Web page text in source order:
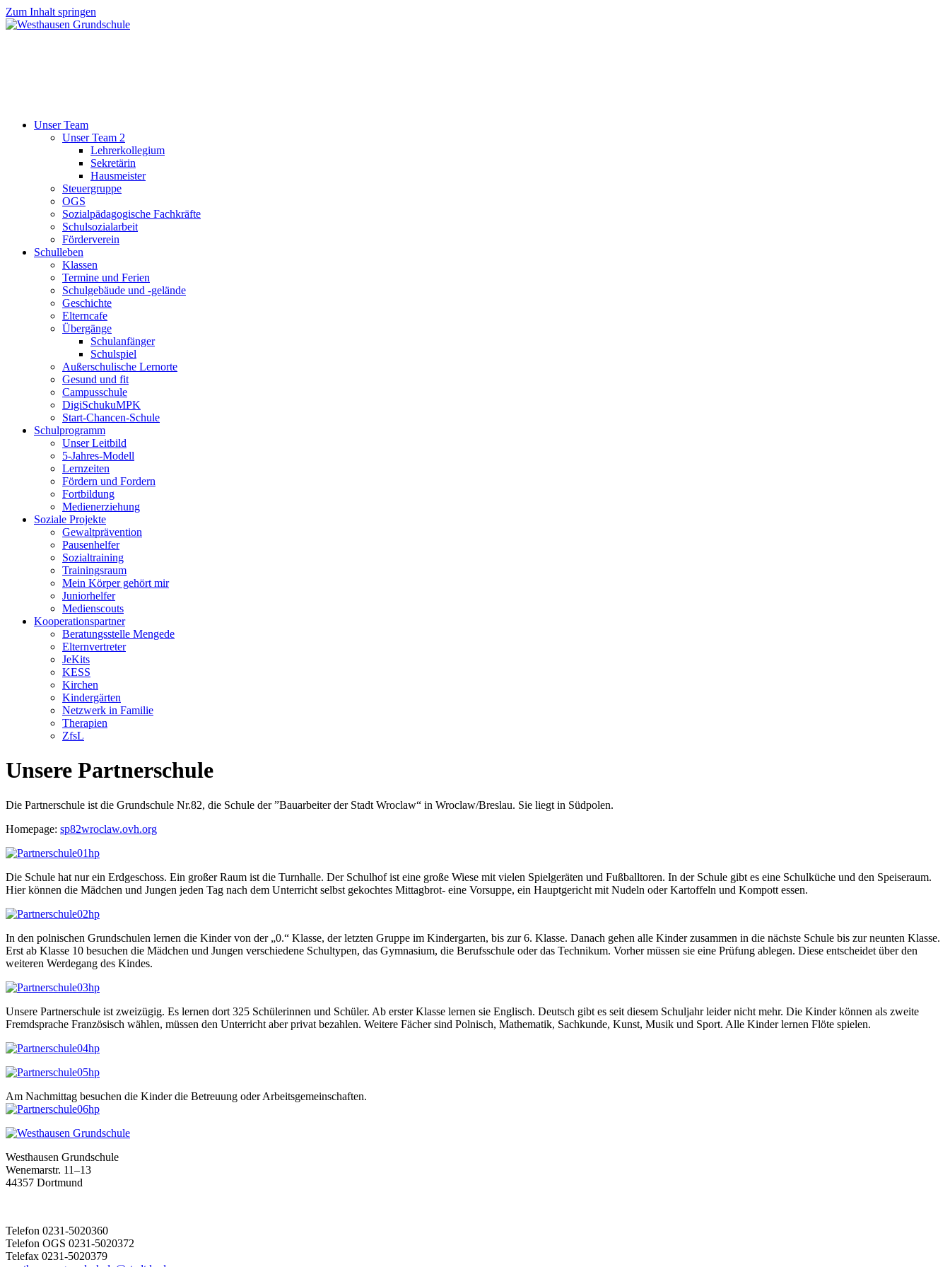
Zum Inhalt springen
Unser Team
Unser Team 2
Lehrerkollegium
Sekretärin
Hausmeister
Steuergruppe
OGS
Sozialpädagogische Fachkräfte
Schulsozialarbeit
Förderverein
Schulleben
Klassen
Termine und Ferien
Schulgebäude und -gelände
Geschichte
Elterncafe
Übergänge
Schulanfänger
Schulspiel
Außerschulische Lernorte
Gesund und fit
Campusschule
DigiSchukuMPK
Start-Chancen-Schule
Schulprogramm
Unser Leitbild
5-Jahres-Modell
Lernzeiten
Fördern und Fordern
Fortbildung
Medienerziehung
Soziale Projekte
Gewaltprävention
Pausenhelfer
Sozialtraining
Trainingsraum
Mein Körper gehört mir
Juniorhelfer
Medienscouts
Kooperationspartner
Beratungsstelle Mengede
Elternvertreter
JeKits
KESS
Kirchen
Kindergärten
Netzwerk in Familie
Therapien
ZfsL
Unsere Partnerschule
Die Partnerschule ist die Grundschule Nr.82, die Schule der ”Bauarbeiter der Stadt Wroclaw“ in Wroclaw/Breslau. Sie liegt in Südpolen.
Homepage: sp82wroclaw.ovh.org
Die Schule hat nur ein Erdgeschoss. Ein großer Raum ist die Turnhalle. Der Schulhof ist eine große Wiese mit vielen Spielgeräten und Fußballtoren. In der Schule gibt es eine Schulküche und den Speiseraum.
Hier können die Mädchen und Jungen jeden Tag nach dem Unterricht selbst gekochtes Mittagbrot- eine Vorsuppe, ein Hauptgericht mit Nudeln oder Kartoffeln und Kompott essen.
In den polnischen Grundschulen lernen die Kinder von der „0.“ Klasse, der letzten Gruppe im Kindergarten, bis zur 6. Klasse. Danach gehen alle Kinder zusammen in die nächste Schule bis zur neunten Klasse.
Erst ab Klasse 10 besuchen die Mädchen und Jungen verschiedene Schultypen, das Gymnasium, die Berufsschule oder das Technikum. Vorher müssen sie eine Prüfung ablegen. Diese entscheidet über den
weiteren Werdegang des Kindes.
Unsere Partnerschule ist zweizügig. Es lernen dort 325 Schülerinnen und Schüler. Ab erster Klasse lernen sie Englisch. Deutsch gibt es seit diesem Schuljahr leider nicht mehr. Die Kinder können als zweite
Fremdsprache Französisch wählen, müssen den Unterricht aber privat bezahlen. Weitere Fächer sind Polnisch, Mathematik, Sachkunde, Kunst, Musik und Sport. Alle Kinder lernen Flöte spielen.
Am Nachmittag besuchen die Kinder die Betreuung oder Arbeitsgemeinschaften.
Westhausen Grundschule
Wenemarstr. 11–13
44357 Dortmund
Telefon 0231-5020360
Telefon OGS 0231-5020372
Telefax 0231-5020379